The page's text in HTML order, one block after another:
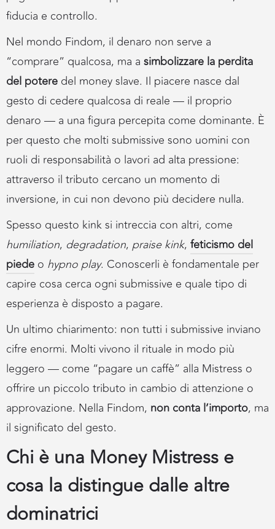
fiducia e controllo.
Nel mondo Findom, il denaro non serve a
“comprare” qualcosa, ma a simbolizzare la perdita
del potere del money slave. Il piacere nasce dal
gesto di cedere qualcosa di reale — il proprio
denaro — a una figura percepita come dominante. È
per questo che molti submissive sono uomini con
ruoli di responsabilità o lavori ad alta pressione:
attraverso il tributo cercano un momento di
inversione, in cui non devono più decidere nulla.
Spesso questo kink si intreccia con altri, come
humiliation, degradation, praise kink, feticismo del
piede o hypno play. Conoscerli è fondamentale per
capire cosa cerca ogni submissive e quale tipo di
esperienza è disposto a pagare.
Un ultimo chiarimento: non tutti i submissive inviano
cifre enormi. Molti vivono il rituale in modo più
leggero — come “pagare un caffè” alla Mistress o
offrire un piccolo tributo in cambio di attenzione o
approvazione. Nella Findom, non conta l’importo, ma
il significato del gesto.
Chi è una Money Mistress e
cosa la distingue dalle altre
dominatrici